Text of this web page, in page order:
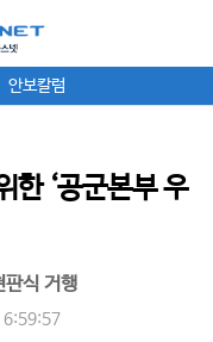
안보칼럼
한 ‘공군본부 우
판식 거행
6:59:57